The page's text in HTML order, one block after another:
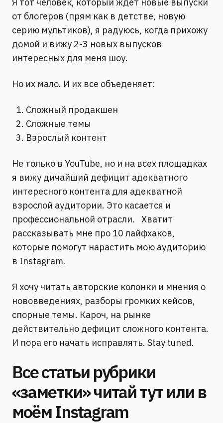
от блогеров (прям как в детстве, новую
серию мультиков), я радуюсь, когда прихожу
домой и вижу 2-3 новых выпусков
интересных для меня шоу.⠀
Но их мало. И их все объеденяет:⠀
Сложный продакшен
Сложные темы
Взрослый контент⠀
Не только в YouTube, но и на всех площадках
я вижу дичайший дефицит адекватного
интересного контента для адекватной
взрослой аудитории. Это касается и
профессиональной отрасли.⠀Хватит
рассказывать мне про 10 лайфхаков,
которые помогут нарастить мою аудиторию
в Instagram.
Я хочу читать авторские колонки и мнения о
нововведениях, разборы громких кейсов,
спорные темы. Кароч, на рынке
действительно дефицит сложного контента.
И пора его начать исправлять. Stay tuned.
Все статьи рубрики
«заметки» читай тут или в
моём Instagram